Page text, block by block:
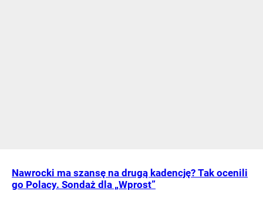
Nawrocki ma szansę na drugą kadencję? Tak ocenili
go Polacy. Sondaż dla „Wprost”